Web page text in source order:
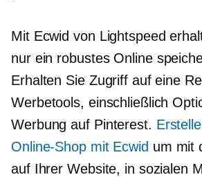
Mit Ecwid von Lightspeed
nur ein robustes Online
Erhalten Sie Zugriff auf eine
Werbetools, einschließlich
Werbung auf Pinterest.
Online-Shop mit Ecwid um mit
auf Ihrer Website, in sozialen